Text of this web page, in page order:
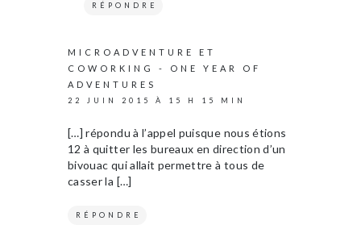
RÉPONDRE
MICROADVENTURE ET
COWORKING - ONE YEAR OF
ADVENTURES
22 JUIN 2015 À 15 H 15 MIN
[…] répondu à l’appel puisque nous étions
12 à quitter les bureaux en direction d’un
bivouac qui allait permettre à tous de
casser la […]
RÉPONDRE